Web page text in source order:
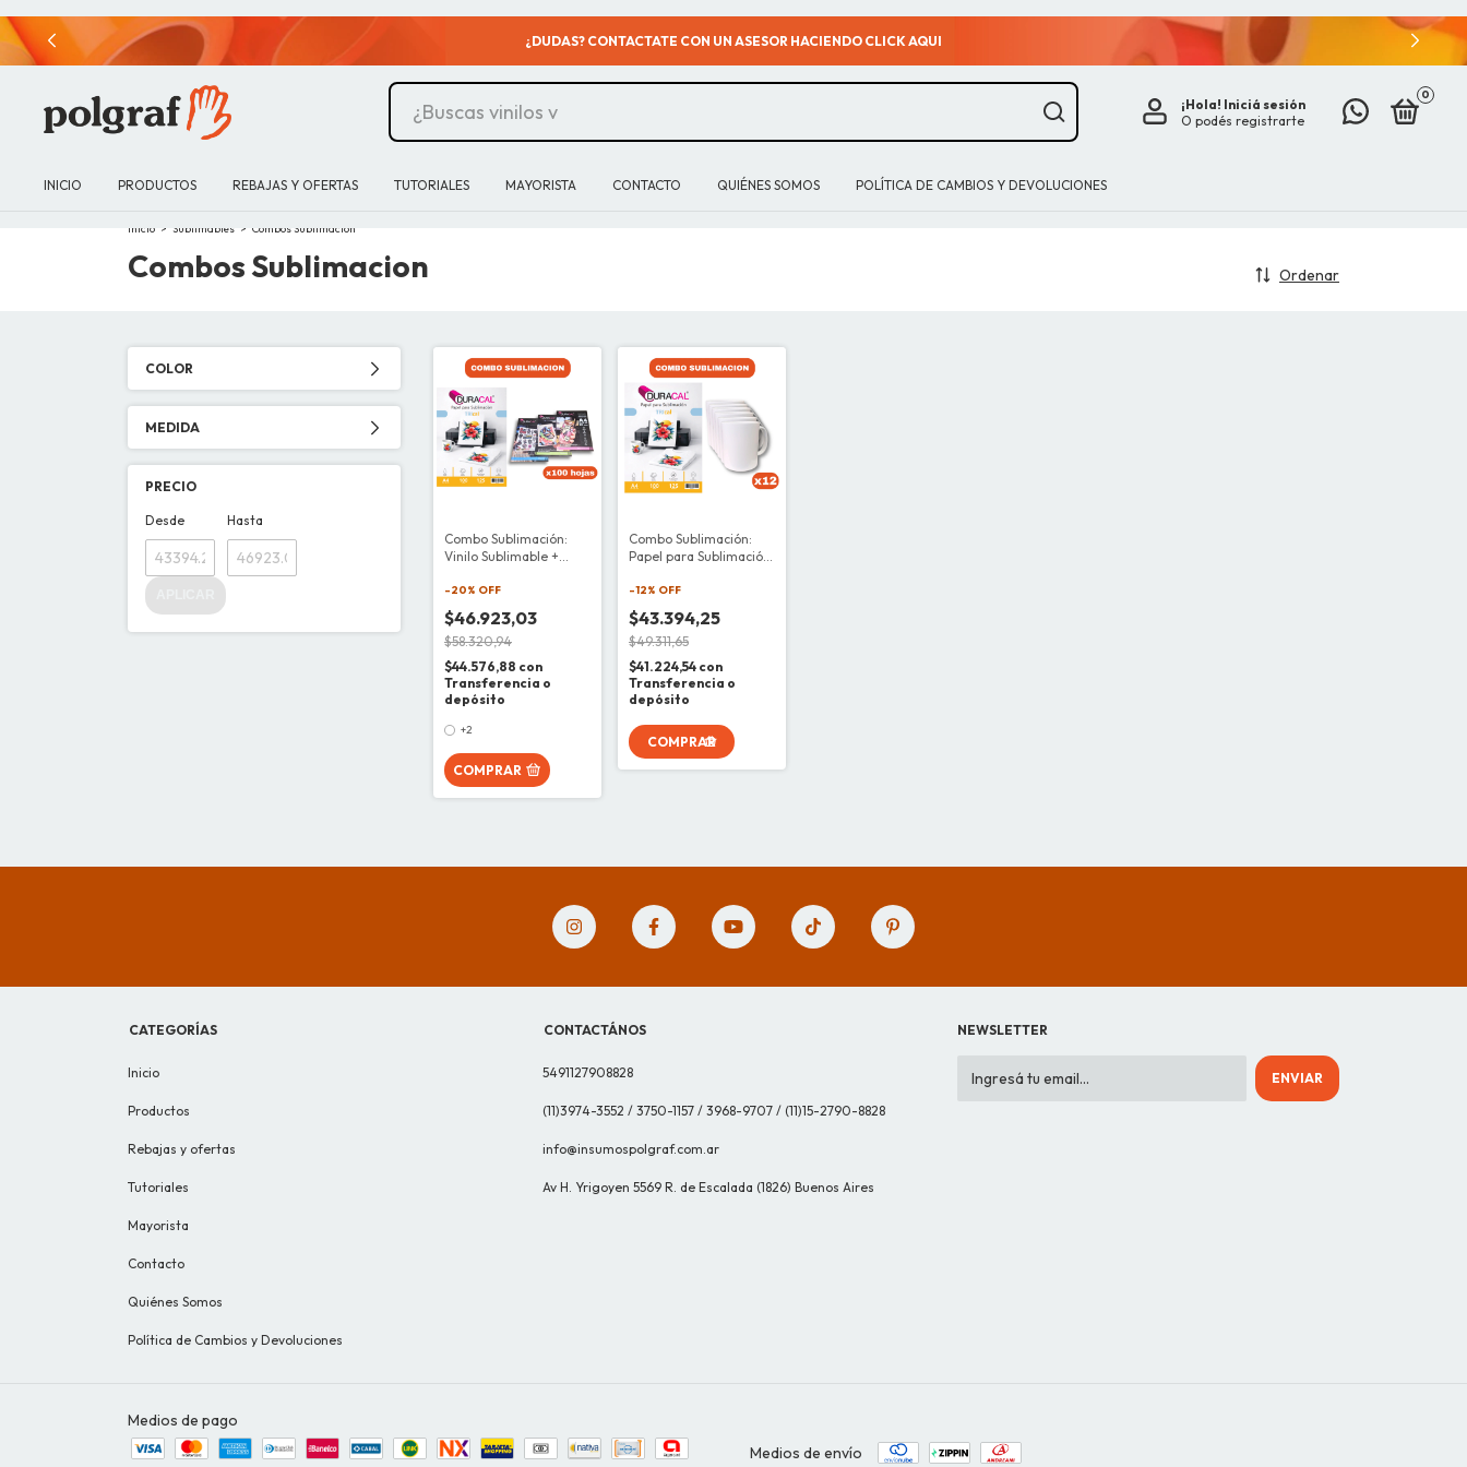
¿DUDAS? CONTACTATE CON UN ASESOR HACIENDO CLICK AQUI
¡Hola! Iniciá sesión
O podés registrarte
0
INICIO PRODUCTOS REBAJAS Y OFERTAS TUTORIALES MAYORISTA CONTACTO QUIÉNES SOMOS POLÍTICA DE CAMBIOS Y DEVOLUCIONES
Inicio > Sublimables > Combos Sublimacion
Combos Sublimacion Ordenar
COLOR
MEDIDA
PRECIO
Desde Hasta
Combo Sublimación:
Vinilo Sublimable +
-20% OFF
$46.923,03
$58.320,94
$44.576,88 con
Transferencia o
depósito
+2
COMPRAR
Combo Sublimación:
Papel para Sublimación
cerámicas sublimables
-12% OFF
$43.394,25
$49.311,65
$41.224,54 con
Transferencia o
depósito
CATEGORÍAS
Inicio
Productos
Rebajas y ofertas
Tutoriales
Mayorista
Contacto
Quiénes Somos
Política de Cambios y Devoluciones
CONTACTÁNOS
5491127908828
(11)3974-3552 / 3750-1157 / 3968-9707 / (11)15-2790-8828
info@insumospolgraf.com.ar
Av H. Yrigoyen 5569 R. de Escalada (1826) Buenos Aires
NEWSLETTER
Medios de pago
Medios de envío